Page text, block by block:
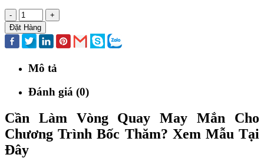
-
+
Đặt Hàng
Mô tả
Đánh giá (0)
Cần Làm Vòng Quay May Mắn Cho
Chương Trình Bốc Thăm? Xem Mẫu Tại
Đây